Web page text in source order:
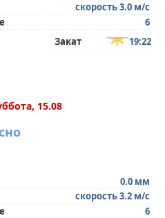
скорость 3.0 м/с
6
Закат 19:22
15.08
0.0 мм
скорость 3.2 м/с
6